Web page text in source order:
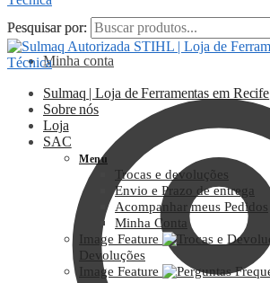
Pesquisar por:
Minha conta
Pesquisar por:
Sulmaq | Loja de Ferramentas em Recife
Sobre nós
Loja
SAC
Menu
Trocas e devoluções
Envio e Prazo de entrega
Acompanhar meus Pedidos
Minha Conta
Image Feature
Devoluções
Image Feature